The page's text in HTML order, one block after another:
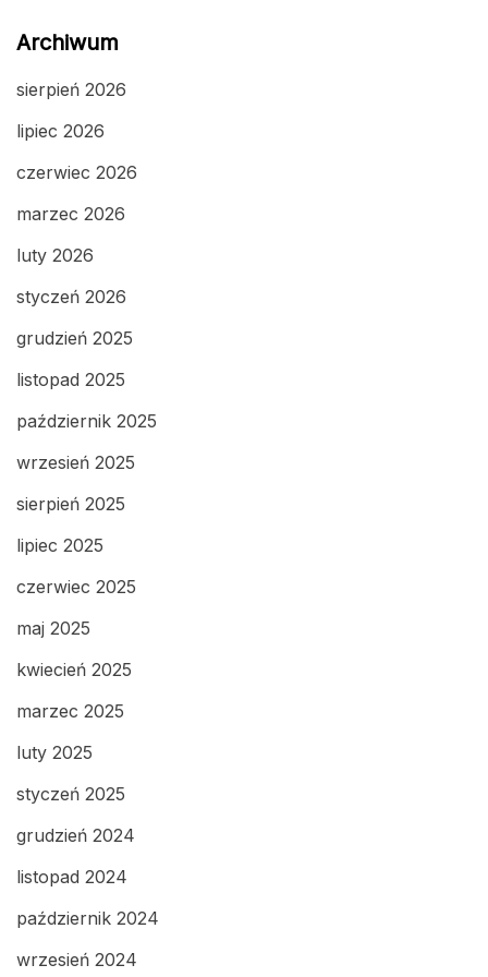
Archiwum
sierpień 2026
lipiec 2026
czerwiec 2026
marzec 2026
luty 2026
styczeń 2026
grudzień 2025
listopad 2025
październik 2025
wrzesień 2025
sierpień 2025
lipiec 2025
czerwiec 2025
maj 2025
kwiecień 2025
marzec 2025
luty 2025
styczeń 2025
grudzień 2024
listopad 2024
październik 2024
wrzesień 2024